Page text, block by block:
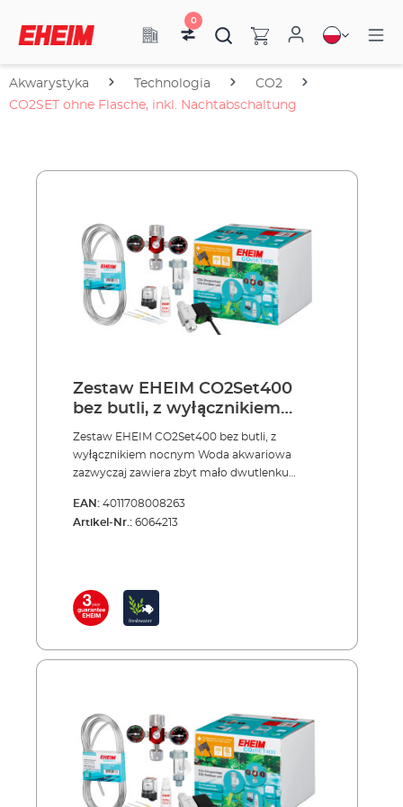
0
Akwarystyka Technologia
CO2
CO2SET ohne Flasche, inkl. Nachtabschaltung
Zestaw EHEIM CO2Set400
bez butli, z wyłącznikiem
nocnym
Zestaw EHEIM CO2Set400 bez butli, z
wyłącznikiem nocnym Woda akwariowa
zazwyczaj zawiera zbyt mało dwutlenku
uzdatniania. Oprócz światła, azotu,
fosforanów, pierwiastków śladowych itd.
szanse rozwoju glonów. Ponadto, rośliny
produkują więcej tlenu, niż ryby zużywają do
dawkowany CO2 reguluje również odczyn
wielokrotnego użytku Złącze węża obrotowe
w zakresie 360° Specjalny bezpieczny wąż
CO2, odporny na ciśnienie, 3m, ø 4/6 mm
Bezpieczny dyfuzor CO2 z licznikiem
pęcherzyków i zaworem zwrotnym do
EAN: 4011708008263
Artikel-Nr.: 6064213